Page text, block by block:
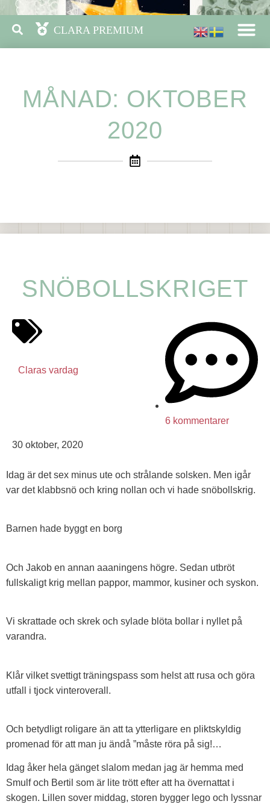
MÅNAD: OKTOBER
2020
SNÖBOLLSKRIGET
Claras vardag
6 kommentarer
30 oktober, 2020
Idag är det sex minus ute och strålande solsken. Men igår
var det klabbsnö och kring nollan och vi hade snöbollskrig.
Barnen hade byggt en borg
Och Jakob en annan aaaningens högre. Sedan utbröt
fullskaligt krig mellan pappor, mammor, kusiner och syskon.
Vi skrattade och skrek och sylade blöta bollar i nyllet på
varandra.
Klår vilket svettigt träningspass som helst att rusa och göra
utfall i tjock vinteroverall.
Och betydligt roligare än att ta ytterligare en pliktskyldig
promenad för att man ju ändå ”måste röra på sig!…
Idag åker hela gänget slalom medan jag är hemma med
Smulf och Bertil som är lite trött efter att ha övernattat i
skogen. Lillen sover middag, storen bygger lego och lyssnar